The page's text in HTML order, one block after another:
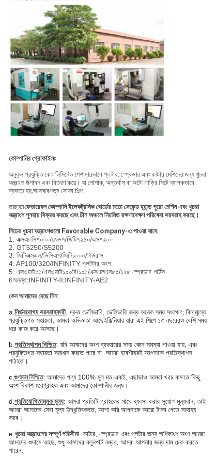
কোম্পানির প্রোফাইলঃ
অনুকূল প্রযুক্তি কোং লিমিটেড পেশাদারভাবে প্লটার, স্প্রেডার এবং কাটার মেশিনের জন্য খুচরা
যন্ত্রাংশ উত্পাদন এবং বিতরণ করে। যা পোশাক, অন্তর্বাস বা অটো গাড়ির সিটে ব্যাপকভাবে
ব্যবহৃত হয়,আসবাবপত্র সোফা শিল্প.
তাছাড়াফেভারেবল কোম্পানি ইলেকট্রনিক বোর্ডের মতো সেকেন্ড হ্যান্ড পুরো মেশিন এবং খুচরা
যন্ত্রাংশ পুনরায় বিক্রয় করছে এবং চীন অঞ্চলে নিয়মিত রক্ষণাবেক্ষণ পরিষেবা সরবরাহ করছে।
নিচের খুচরা যন্ত্রাংশগুলো Favorable Company-এ পাওয়া যাবে:
1. এক্সএলসি৭০০০/জেড৭/জিটি৭২৫০/এস৭২০০
2. GT5250/S5200
3. জিটিএক্সএল/ডিসিএস/জিটি১০০০/টাউরাস
4. AP100/320/INFINITY প্লটটার অংশ
5. এসওয়াই৫১/এসওয়াই১০০বি/১০১/এক্সএলএস৫০/১২৫ স্প্রেডার পার্টস
6অনন্ত;INFINITY-II;INFINITY-AE2
কেন আমাদের বেছে নিন:
a. নির্ভরযোগ্য সরবরাহকারী. দ্রুত ডেলিভারি, ডেলিভারি জন্য অনেক সময় সংরক্ষণ; বিনামূল্যে
প্রযুক্তিগত সহায়তা, আমরা অভিজ্ঞতা আছেইঞ্জিনিয়ার যারা এই শিল্পে ১৩ বছরেরও বেশি সময়
ধরে কাজ করে আসছে।
b. প্রতিস্থাপন নিশ্চিত: যদি আমাদের অংশ ব্যবহারের সময় কোন সমস্যা পাওয়া যায়, এবং
প্রযুক্তিগত সহায়তা সমাধান করতে পারে না, আমরা হবেশীঘ্রই আপনাকে প্রতিস্থাপন
পাঠাতে।
c. গুণমান নিশ্চিত: আমাদের পণ্য 100% মূল মত একই, এছাড়াও আমরা খরচ কমাতে কিছু
অংশ বিকাশ হবেগ্রাহক এবং আমাদের কোম্পানীর জন্য।
d. প্রতিযোগিতামূলক মূল্য: আমরা প্রতিটি গ্রাহকের সাথে ব্যবসা করার সুযোগ মূল্যবান, তাই
আমরা আমাদের সেরা মূল্য উদ্ধৃতিশুরুতে, আশা করি আপনাকে আরো টাকা পেতে সাহায্য
করব।
e. খুচরা যন্ত্রাংশের সম্পূর্ণ পরিসীমা: কাটার, স্প্রেডার এবং প্লটার জন্য অধিকাংশ অংশ আমরা
আমাদের গুদামে আছে, শুধু আমাদের বলুনপার্ট নম্বর, আমরা আপনার জন্য দাম চেক করতে
পারেন.